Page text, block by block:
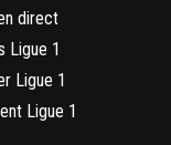
direct
Ligue 1
Ligue 1
Ligue 1